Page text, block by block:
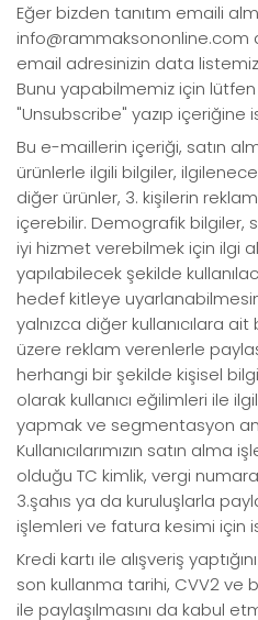
Eğer bizden tanıtım emaili
info@rammaksononline.com
email adresinizin data
Bunu yapabilmemiz için lütfen
"Unsubscribe" yazıp içeriğine
Bu e-maillerin içeriği, satın
ürünlerle ilgili bilgiler,
diğer ürünler, 3. kişilerin
içerebilir. Demografik bilgiler,
iyi hizmet verebilmek için ilgi
yapılabilecek şekilde
hedef kitleye
yalnızca diğer kullanıcılara
üzere reklam verenlerle
herhangi bir şekilde kişisel
olarak kullanıcı eğilimleri ile
yapmak ve segmentasyon
Kullanıcılarımızın satın alma
olduğu TC kimlik, vergi
3.şahıs ya da kuruluşlarla
işlemleri ve fatura kesimi için
Kredi kartı ile alışveriş
son kullanma tarihi, CVV2 ve
ile paylaşılmasını da kabul